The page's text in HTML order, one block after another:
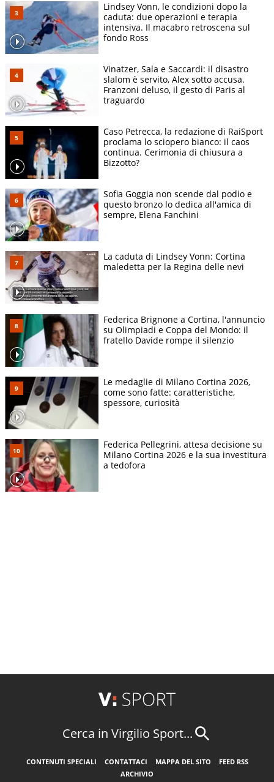
Lindsey Vonn, le condizioni dopo la
caduta: due operazioni e terapia
intensiva. Il macabro retroscena sul
fondo Ross
Vinatzer, Sala e Saccardi: il disastro
slalom è servito, Alex sotto accusa.
Franzoni deluso, il gesto di Paris al
traguardo
Caso Petrecca, la redazione di RaiSport
proclama lo sciopero bianco: il caos
continua. Cerimonia di chiusura a
Bizzotto?
Sofia Goggia non scende dal podio e
questo bronzo lo dedica all'amica di
sempre, Elena Fanchini
La caduta di Lindsey Vonn: Cortina
maledetta per la Regina delle nevi
Federica Brignone a Cortina, l'annuncio
su Olimpiadi e Coppa del Mondo: il
fratello Davide rompe il silenzio
Le medaglie di Milano Cortina 2026,
come sono fatte: caratteristiche,
spessore, curiosità
Federica Pellegrini, attesa decisione su
Milano Cortina 2026 e la sua investitura
a tedofora
Cerca in Virgilio Sport...
CONTENUTI SPECIALI CONTATTACI MAPPA DEL SITO
FEED RSS
ARCHIVIO